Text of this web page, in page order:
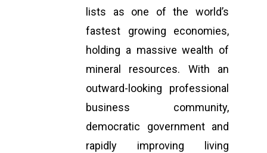
lists as one of the world’s
fastest growing economies,
holding a massive wealth of
mineral resources. With an
outward-looking professional
business community,
democratic government and
rapidly improving living